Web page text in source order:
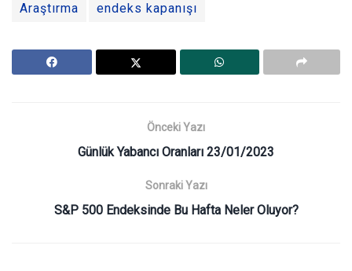
Araştırma endeks kapanışı
Önceki Yazı
Günlük Yabancı Oranları 23/01/2023
Sonraki Yazı
S&P 500 Endeksinde Bu Hafta Neler Oluyor?